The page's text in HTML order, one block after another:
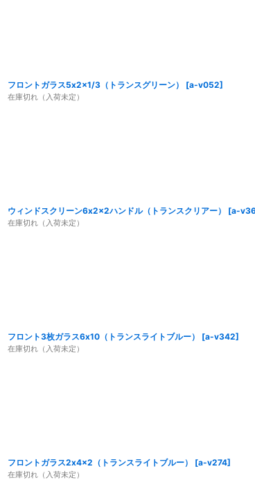
フロントガラス5x2x1/3（トランスグリーン） [a-v052]
在庫切れ（入荷未定）
ウィンドスクリーン6x2x2ハンドル（トランスクリアー） [a-
在庫切れ（入荷未定）
フロント3枚ガラス6x10（トランスライトブルー） [a-v342]
在庫切れ（入荷未定）
フロントガラス2x4x2（トランスライトブルー） [a-v274]
在庫切れ（入荷未定）